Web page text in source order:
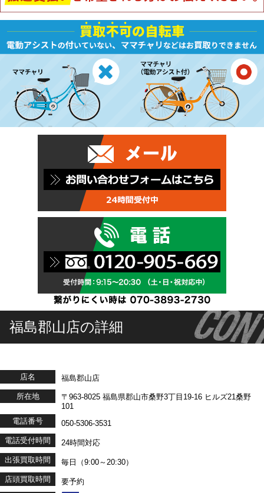
福島郡山店の詳細
店名 福島郡山店
所在地
〒963-8025 福島県郡山市桑野3丁目19-16 ヒルズ21桑野
101
電話番号
050-5306-3531
電話受付時間
24時間対応
出張買取時間
毎日（9:00～20:30）
店頭買取時間
要予約